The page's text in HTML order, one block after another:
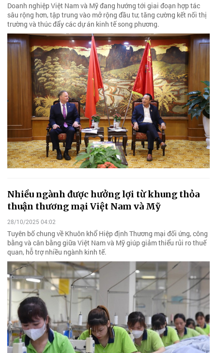
Doanh nghiệp Việt Nam và Mỹ đang hướng tới giai đoạn hợp tác
sâu rộng hơn, tập trung vào mở rộng đầu tư, tăng cường kết nối thị
trường và thúc đẩy các dự án kinh tế song phương.
Nhiều ngành được hưởng lợi từ khung thỏa
thuận thương mại Việt Nam và Mỹ
28/10/2025 04:02
Tuyên bố chung về Khuôn khổ Hiệp định Thương mại đối ứng, công
bằng và cân bằng giữa Việt Nam và Mỹ giúp giảm thiểu rủi ro thuế
quan, hỗ trợ nhiều ngành kinh tế.